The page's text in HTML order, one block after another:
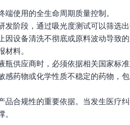
使用的全生命周期质量控制。
发阶段，通过吸光度测试可以筛选
因设备清洗不彻底或原料波动导致
料。
瓶供应商时，必须依据相关国家标
药物或化学性质不稳定的药物，
品合规性的重要依据。当发生医疗